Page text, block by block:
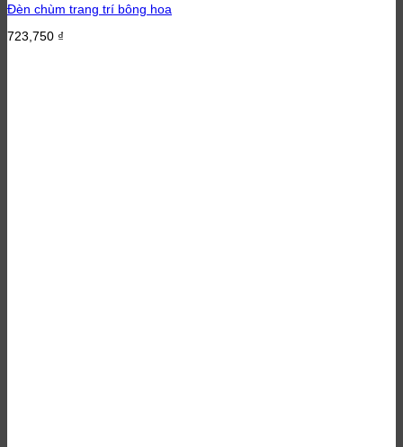
Đèn chùm trang trí bông hoa
723,750 ₫